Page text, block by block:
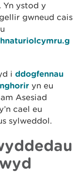
Yn ystod y
gwneud cais
i ddogfennau
yn eu
Asesiad
cael eu
sylweddol.